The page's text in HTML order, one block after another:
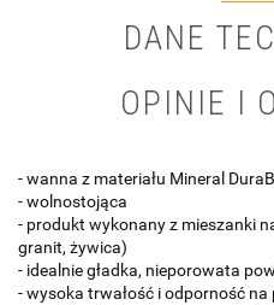
DANE
OPINIE I
- wanna z materiału Mineral
- wolnostojąca
- produkt wykonany z mieszanki
granit, żywica)
- idealnie gładka, nieporowata
- wysoka trwałość i odporność na